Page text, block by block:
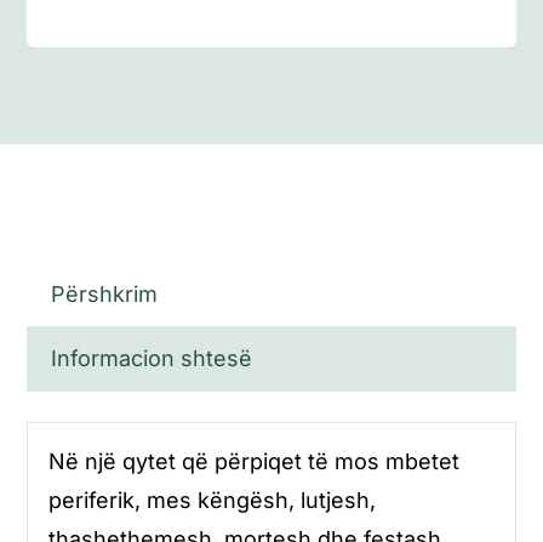
Përshkrim
Informacion shtesë
Në një qytet që përpiqet të mos mbetet
periferik, mes këngësh, lutjesh,